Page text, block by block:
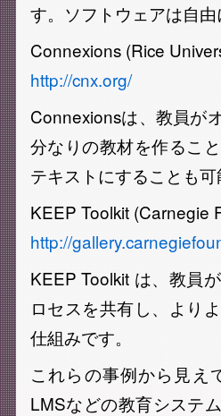
す。ソフトウェアは自
Connexions (Rice
http://cnx.org/
Connexionsは、教員が
分なりの教材を作るこ
テキストにすることも可
KEEP Toolkit (Carnegie
http://
KEEP Toolkit は、教員
ロセスを共有し、より
仕組みです。
これらの事例から見え
LMSなどの教育システ